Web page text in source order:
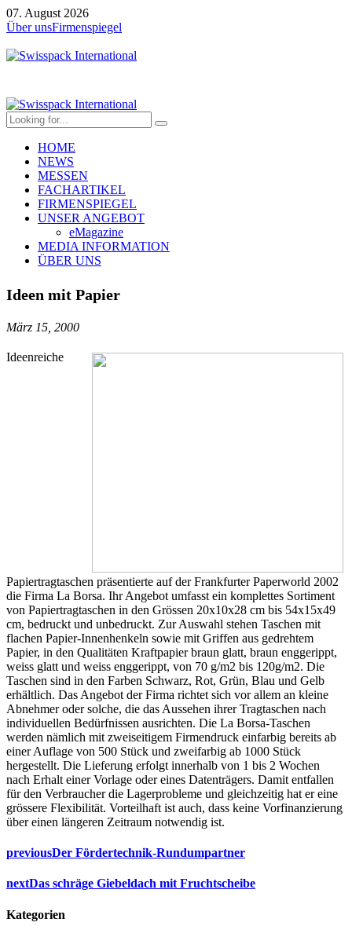
07. August 2026
Über unsFirmenspiegel
HOME
NEWS
MESSEN
FACHARTIKEL
FIRMENSPIEGEL
UNSER ANGEBOT
eMagazine
MEDIA INFORMATION
ÜBER UNS
Ideen mit Papier
März 15, 2000
Ideenreiche
Papiertragtaschen präsentierte auf der Frankfurter Paperworld 2002
die Firma La Borsa. Ihr Angebot umfasst ein komplettes Sortiment
von Papiertragtaschen in den Grössen 20x10x28 cm bis 54x15x49
cm, bedruckt und unbedruckt. Zur Auswahl stehen Taschen mit
flachen Papier-Innenhenkeln sowie mit Griffen aus gedrehtem
Papier, in den Qualitäten Kraftpapier braun glatt, braun enggerippt,
weiss glatt und weiss enggerippt, von 70 g/m2 bis 120g/m2. Die
Taschen sind in den Farben Schwarz, Rot, Grün, Blau und Gelb
erhältlich. Das Angebot der Firma richtet sich vor allem an kleine
Abnehmer oder solche, die das Aussehen ihrer Tragtaschen nach
individuellen Bedürfnissen ausrichten. Die La Borsa-Taschen
werden nämlich mit zweiseitigem Firmendruck einfarbig bereits ab
einer Auflage von 500 Stück und zweifarbig ab 1000 Stück
hergestellt. Die Lieferung erfolgt innerhalb von 1 bis 2 Wochen
nach Erhalt einer Vorlage oder eines Datenträgers. Damit entfallen
für den Verbraucher die Lagerprobleme und gleichzeitig hat er eine
grössere Flexibilität. Vorteilhaft ist auch, dass keine Vorfinanzierung
über einen längeren Zeitraum notwendig ist.
previousDer Fördertechnik-Rundumpartner
nextDas schräge Giebeldach mit Fruchtscheibe
Kategorien